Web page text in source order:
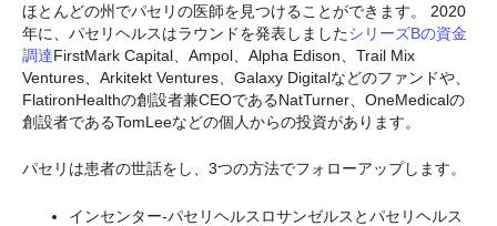
ほとんどの州でパセリの医師を見つけることができます。 2020
年に、パセリヘルスはラウンドを発表しましたシリーズBの資金
調達FirstMark Capital、Ampol、Alpha Edison、Trail Mix
Ventures、Arkitekt Ventures、Galaxy Digitalなどのファンドや、
FlatironHealthの創設者兼CEOであるNatTurner、OneMedicalの
創設者であるTomLeeなどの個人からの投資があります。
パセリは患者の世話をし、3つの方法でフォローアップします。
インセンター-パセリヘルスロサンゼルスとパセリヘルス